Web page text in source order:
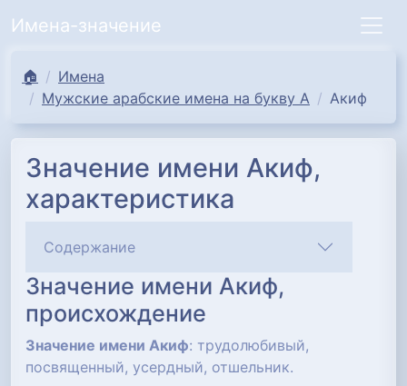
Имена-значение
🏠
Имена
Мужские арабские имена на букву А
Акиф
Значение имени Акиф,
характеристика
Содержание
Значение имени Акиф,
происхождение
Значение имени Акиф: трудолюбивый,
посвященный, усердный, отшельник.